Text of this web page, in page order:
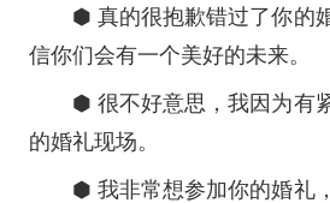
⬢ 真的很抱歉错过了你的
信你们会有一个美好的未来。
⬢ 很不好意思，我因为有
的婚礼现场。
⬢ 我非常想参加你的婚礼